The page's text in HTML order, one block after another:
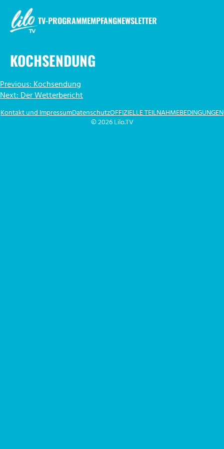
Inhalt
springen
TV-PROGRAMMEMPFANGNEWSLETTER
KOCHSENDUNG
BEITRAGSNAVIGATION
Previous:Kochsendung
Next:Der Wetterbericht
© 2026 Lilo.TV
Kontakt und ImpressumDatenschutzOFFIZIELLE TEILNAHMEBEDINGUNGEN